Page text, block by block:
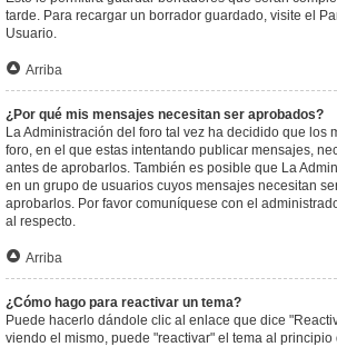
tarde. Para recargar un borrador guardado, visite el
Usuario.
Arriba
¿Por qué mis mensajes necesitan ser aprobados?
La Administración del foro tal vez ha decidido que los
foro, en el que estas intentando publicar mensajes,
antes de aprobarlos. También es posible que La
en un grupo de usuarios cuyos mensajes necesitan
aprobarlos. Por favor comuníquese con el
al respecto.
Arriba
¿Cómo hago para reactivar un tema?
Puede hacerlo dándole clic al enlace que dice
viendo el mismo, puede "reactivar" el tema al